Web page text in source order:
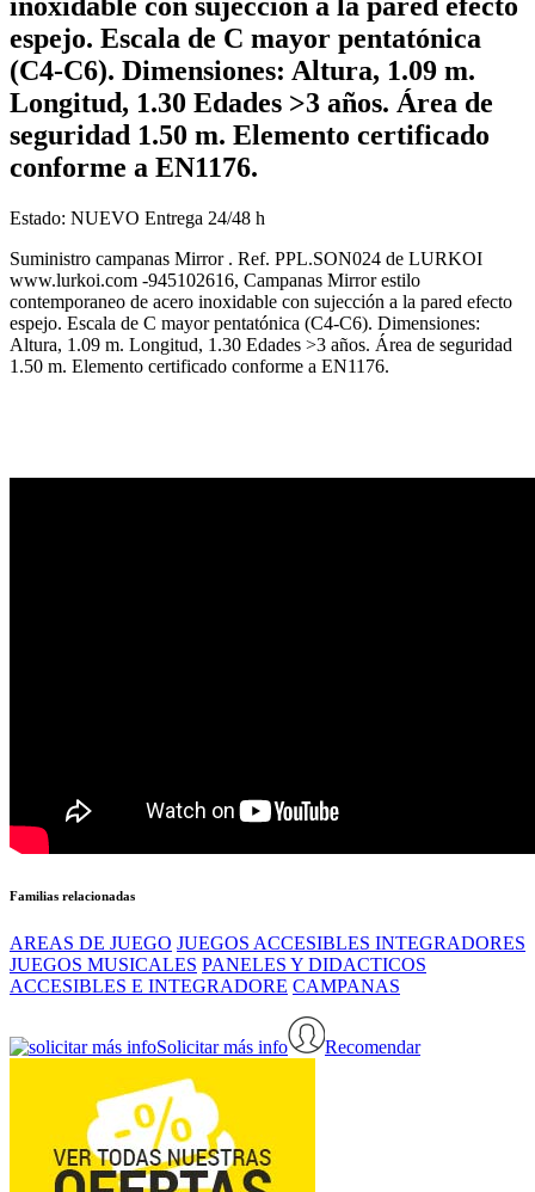
espejo. Escala de C mayor pentatónica
(C4-C6). Dimensiones: Altura, 1.09 m.
Longitud, 1.30 Edades >3 años. Área de
seguridad 1.50 m. Elemento certificado
conforme a EN1176.
Estado: NUEVO Entrega 24/48 h
Suministro campanas Mirror . Ref. PPL.SON024 de LURKOI
www.lurkoi.com -945102616, Campanas Mirror estilo
contemporaneo de acero inoxidable con sujección a la pared efecto
espejo. Escala de C mayor pentatónica (C4-C6). Dimensiones:
Altura, 1.09 m. Longitud, 1.30 Edades >3 años. Área de seguridad
1.50 m. Elemento certificado conforme a EN1176.
Familias relacionadas
AREAS DE JUEGO JUEGOS ACCESIBLES INTEGRADORES
JUEGOS MUSICALES PANELES Y DIDACTICOS
ACCESIBLES E INTEGRADORE CAMPANAS
Solicitar más info Recomendar